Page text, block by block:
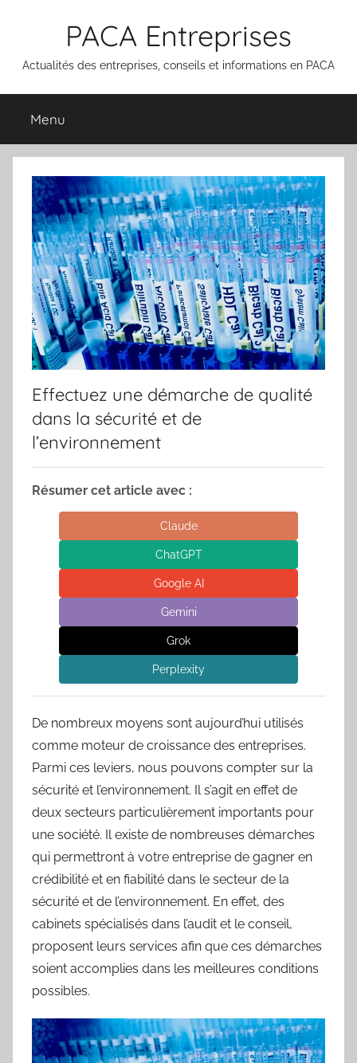
PACA Entreprises
Actualités des entreprises, conseils et informations en PACA
Menu
Effectuez une démarche de qualité
dans la sécurité et de
l’environnement
Résumer cet article avec :
Claude
ChatGPT
Google AI
Gemini
Grok
Perplexity
De nombreux moyens sont aujourd’hui utilisés
comme moteur de croissance des entreprises.
Parmi ces leviers, nous pouvons compter sur la
sécurité et l’environnement. Il s’agit en effet de
deux secteurs particulièrement importants pour
une société. Il existe de nombreuses démarches
qui permettront à votre entreprise de gagner en
crédibilité et en fiabilité dans le secteur de la
sécurité et de l’environnement. En effet, des
cabinets spécialisés dans l’audit et le conseil,
proposent leurs services afin que ces démarches
soient accomplies dans les meilleures conditions
possibles.